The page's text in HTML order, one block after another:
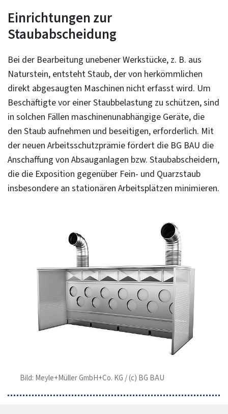
Einrichtungen zur
Staubabscheidung
Bei der Bearbeitung unebener Werkstücke, z. B. aus
Naturstein, entsteht Staub, der von herkömmlichen
direkt abgesaugten Maschinen nicht erfasst wird. Um
Beschäftigte vor einer Staubbelastung zu schützen, sind
in solchen Fällen maschinenunabhängige Geräte, die
den Staub aufnehmen und beseitigen, erforderlich. Mit
der neuen Arbeitsschutzprämie fördert die BG BAU die
Anschaffung von Absauganlagen bzw. Staubabscheidern,
die die Exposition gegenüber Fein- und Quarzstaub
insbesondere an stationären Arbeitsplätzen minimieren.
Bild: Meyle+Müller GmbH+Co. KG / (c) BG BAU